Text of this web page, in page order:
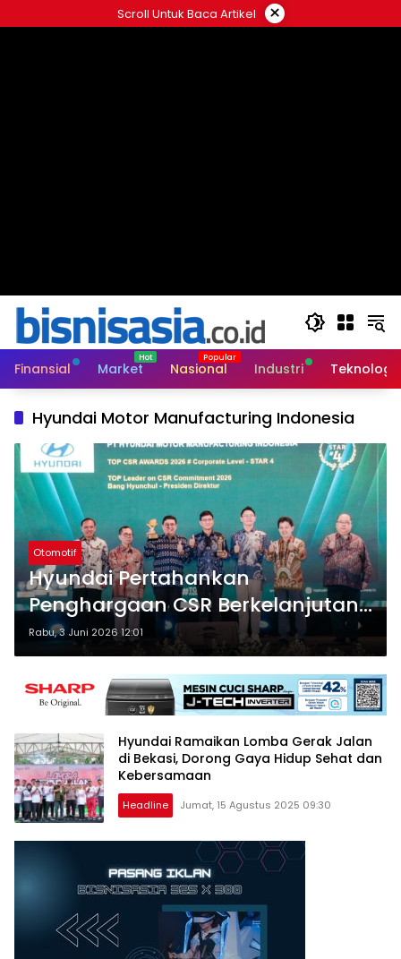
ke
Scroll Untuk Baca Artikel ×
Finansial Market Nasional Industri Teknologi
Hyundai Motor Manufacturing Indonesia
Otomotif
Hyundai Pertahankan
Penghargaan CSR Berkelanjutan
di TOP CSR 2026
Rabu, 3 Juni 2026 12:01
Hyundai Ramaikan Lomba Gerak Jalan
di Bekasi, Dorong Gaya Hidup Sehat dan
Kebersamaan
Headline Jumat, 15 Agustus 2025 09:30